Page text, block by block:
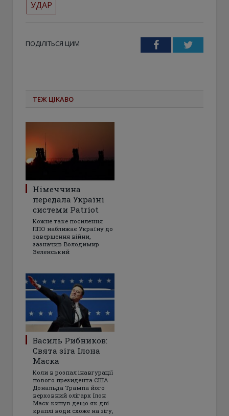
УДАР
ПОДІЛІТЬСЯ ЦИМ FacebookTwitter
ТЕЖ ЦІКАВО
Німеччина
передала Україні
системи Patriot
Кожне таке посилення
ППО наближає Україну до
завершення війни,
зазначив Володимир
Зеленський
Василь Рибников:
Свята зіга Ілона
Маска
Коли в розпал інавгурації
нового президента США
Дональда Трампа його
верховний олігарх Ілон
Маск кинув дещо як дві
краплі води схоже на зігу,